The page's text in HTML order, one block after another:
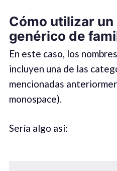
Cómo utilizar
genérico de
En este caso, los
incluyen una de las
mencionadas
monospace).
Sería algo así: